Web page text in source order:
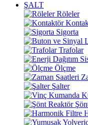
ŞALT
Röleler
Sigorta
Trafolar
Ölçme
Şalter